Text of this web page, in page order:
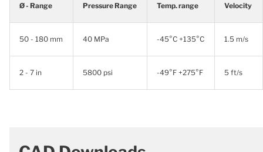
Ø - Range Pressure Range Temp. range Velocity
50 - 180 mm 40 MPa -45°C +135°C 1.5 m/s
2 - 7 in 5800 psi -49°F +275°F 5 ft/s